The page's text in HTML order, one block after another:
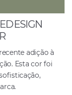
adição à
Esta cor foi